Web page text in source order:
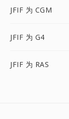
JFIF 为 CGM
JFIF 为 G4
JFIF 为 RAS